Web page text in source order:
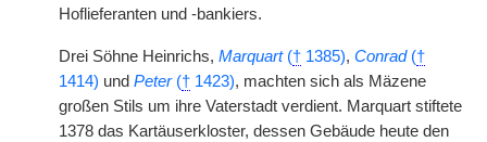
Hoflieferanten und -bankiers.
Drei Söhne Heinrichs, Marquart(† 1385), Conrad(†
1414) und Peter(† 1423), machten sich als Mäzene
großen Stils um ihre Vaterstadt verdient. Marquart stiftete
1378 das Kartäuserkloster, dessen Gebäude heute den